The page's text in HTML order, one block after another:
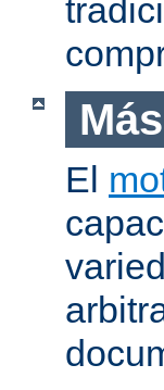
El